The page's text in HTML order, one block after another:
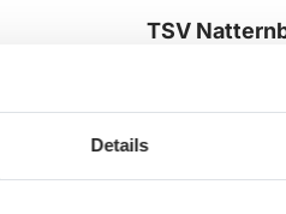
Details
TSV